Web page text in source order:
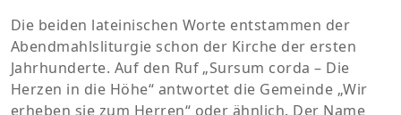
Die beiden lateinischen Worte entstammen der
Abendmahlsliturgie schon der Kirche der ersten
Jahrhunderte. Auf den Ruf „Sursum corda – Die
Herzen in die Höhe“ antwortet die Gemeinde „Wir
erheben sie zum Herren“ oder ähnlich. Der Name